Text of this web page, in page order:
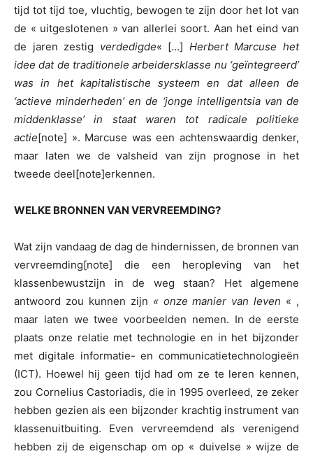
tijd tot tijd toe, vluchtig, bewogen te zijn door het lot van
de « uitgeslotenen » van allerlei soort. Aan het eind van
de jaren zestig verdedigde« […] Herbert Marcuse het
idee dat de traditionele arbeidersklasse nu ‘geïntegreerd’
was in het kapitalistische systeem en dat alleen de
‘actieve minderheden’ en de ‘jonge intelligentsia van de
middenklasse’ in staat waren tot radicale politieke
actie[note] ». Marcuse was een achtenswaardig denker,
maar laten we de valsheid van zijn prognose in het
tweede deel[note]erkennen.
WELKE BRONNEN VAN VERVREEMDING?
Wat zijn vandaag de dag de hindernissen, de bronnen van
vervreemding[note] die een heropleving van het
klassenbewustzijn in de weg staan? Het algemene
antwoord zou kunnen zijn « onze manier van leven « ,
maar laten we twee voorbeelden nemen. In de eerste
plaats onze relatie met technologie en in het bijzonder
met digitale informatie- en communicatietechnologieën
(ICT). Hoewel hij geen tijd had om ze te leren kennen,
zou Cornelius Castoriadis, die in 1995 overleed, ze zeker
hebben gezien als een bijzonder krachtig instrument van
klassenuitbuiting. Even vervreemdend als verenigend
hebben zij de eigenschap om op « duivelse » wijze de